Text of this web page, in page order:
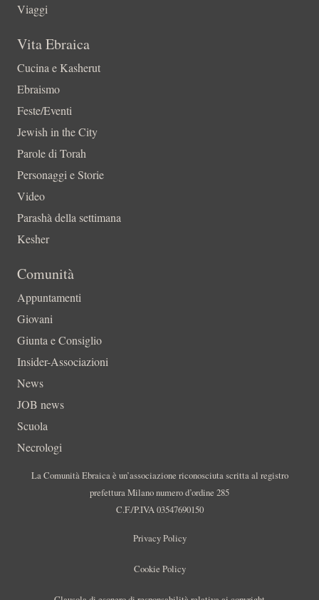
Viaggi
Vita Ebraica
Cucina e Kasherut
Ebraismo
Feste/Eventi
Jewish in the City
Parole di Torah
Personaggi e Storie
Video
Parashà della settimana
Kesher
Comunità
Appuntamenti
Giovani
Giunta e Consiglio
Insider-Associazioni
News
JOB news
Scuola
Necrologi
La Comunità Ebraica è un’associazione riconosciuta scritta al registro
prefettura Milano numero d’ordine 285
C.F./P.IVA 03547690150
Privacy Policy
Cookie Policy